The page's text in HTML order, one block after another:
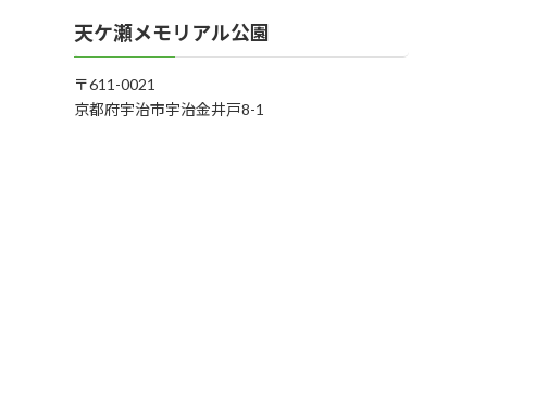
天ケ瀬メモリアル公園
〒611-0021
京都府宇治市宇治金井戸8-1